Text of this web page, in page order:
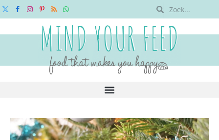
X
FacebookInstagram
Pinterest
RSSWhatsApp